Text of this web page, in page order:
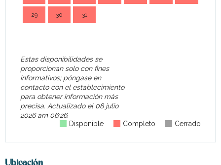
29 30 31
Estas disponibilidades se
proporcionan solo con fines
informativos; póngase en
contacto con el establecimiento
para obtener información más
precisa. Actualizado el08 julio
2026 am 06:26.
Disponible
Completo Cerrado
Ubicación